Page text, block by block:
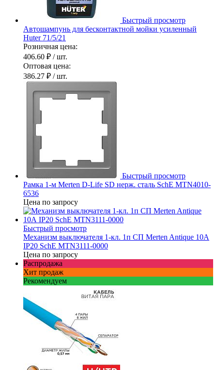
Быстрый просмотр
Автошампунь для бесконтактной мойки усиленный
Huter 71/5/21
Розничная цена:
406.60 ₽ / шт.
Оптовая цена:
386.27 ₽ / шт.
Быстрый просмотр
Рамка 1-м Merten D-Life SD нерж. сталь SchE MTN4010-
6536
Цена по запросу
Быстрый просмотр
Механизм выключателя 1-кл. 1п СП Merten Antique 10А
IP20 SchE MTN3111-0000
Цена по запросу
Распродажа
Хит продаж
Рекомендуем